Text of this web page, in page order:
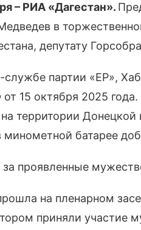
– РИА «Дагестан».
в
депутату
партии «ЕР»,
15 октября 2025
территории
батарее
проявленные
на пленарном
приняли участие